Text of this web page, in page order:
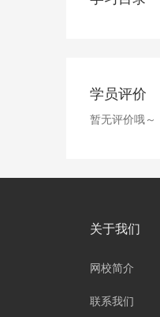
学员评价
暂无评价哦～
关于我们
网校简介
联系我们